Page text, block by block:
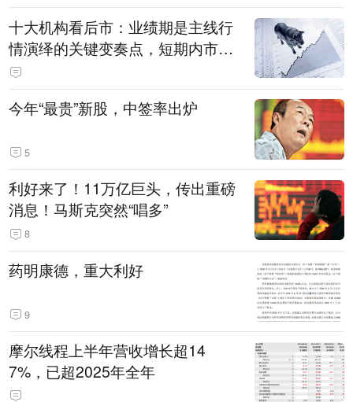
十大机构看后市：业绩期是主线行
情演绎的关键变奏点，短期内市场
或继续反弹，关注三条业绩主线
今年“最贵”新股，中签率出炉
5
利好来了！11万亿巨头，传出重磅
消息！马斯克突然“唱多”
8
药明康德，重大利好
9
摩尔线程上半年营收增长超14
7%，已超2025年全年